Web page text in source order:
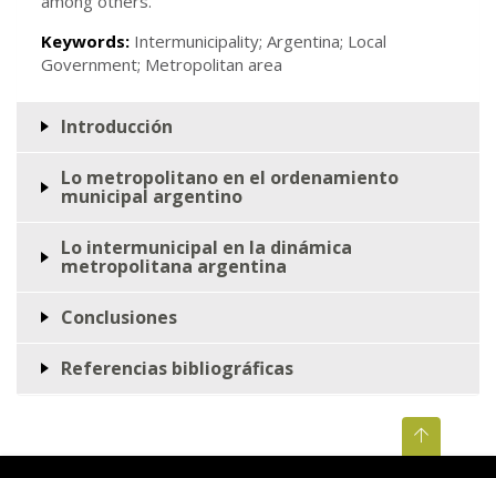
Keywords: Intermunicipality; Argentina; Local
Government; Metropolitan area
Introducción
Lo metropolitano en el ordenamiento
municipal argentino
Lo intermunicipal en la dinámica
metropolitana argentina
Conclusiones
Referencias bibliográficas